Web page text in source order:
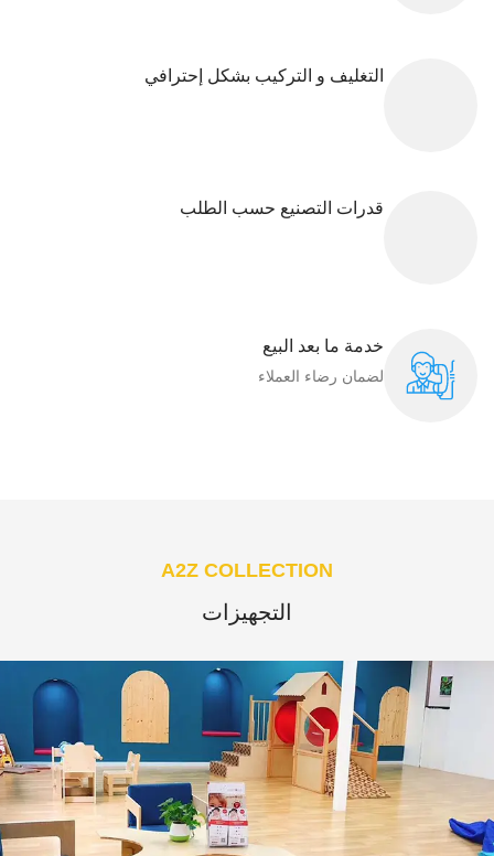
التغليف و التركيب بشكل إحترافي
قدرات التصنيع حسب الطلب
خدمة ما بعد البيع
لضمان رضاء العملاء​
A2Z COLLECTION
التجهيزات